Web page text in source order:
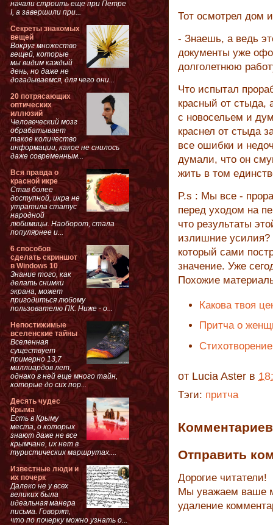
Тот осмотрел дом
- Знаешь, а ведь
документы уже
долголетнюю
Что испытал
красный от стыда,
с новосельем и
краснел от стыда
все ошибки и
думали, что он
жить в том
P.s : Мы все -
перед уходом на
что результаты
излишние
который сами
значение. Уже
Похожие
Какова твоя
Притча о
от Lucia Aster в
Тэги: притча
Отправить
Дорогие читатели!
Мы уважаем ваше
удаление
начали строить еще при Петре
I, а завершили при...
Секреты знакомых
вещей
Вокруг множество
вещей, которые
мы видим каждый
день, но даже не
догадываемся, для чего они...
20 потрясающих
оптических
иллюзий
Человеческий мозг
обрабатывает
такое количество
информации, какое не снилось
даже современным...
Вся правда о
красной икре
Став более
доступной, икра не
утратила статус
народной
любимицы. Наоборот, стала
популярнее и...
6 способов
сделать скриншот
в Windows 10
Знание того, как
делать снимки
экрана, может
пригодиться любому
пользователю ПК. Ниже - о...
Непостижимые
вселенские тайны
Вселенная
существует
примерно 13,7
миллиардов лет,
однако в ней еще много тайн,
которые до сих пор...
Десять чудес
Крыма
Есть в Крыму
места, о которых
знают даже не все
крымчане, их нет в
туристических маршрутах....
Известные люди и
их почерк
Далеко не у всех
великих была
идеальная манера
письма. Говорят,
что по почерку можно узнать о...